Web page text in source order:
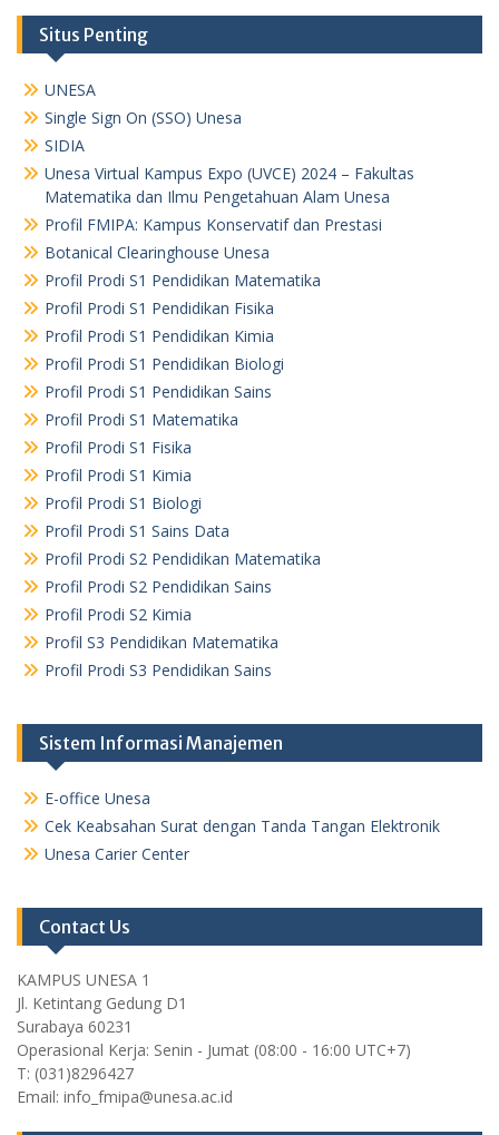
Situs Penting
UNESA
Single Sign On (SSO) Unesa
SIDIA
Unesa Virtual Kampus Expo (UVCE) 2024 – Fakultas
Matematika dan Ilmu Pengetahuan Alam Unesa
Profil FMIPA: Kampus Konservatif dan Prestasi
Botanical Clearinghouse Unesa
Profil Prodi S1 Pendidikan Matematika
Profil Prodi S1 Pendidikan Fisika
Profil Prodi S1 Pendidikan Kimia
Profil Prodi S1 Pendidikan Biologi
Profil Prodi S1 Pendidikan Sains
Profil Prodi S1 Matematika
Profil Prodi S1 Fisika
Profil Prodi S1 Kimia
Profil Prodi S1 Biologi
Profil Prodi S1 Sains Data
Profil Prodi S2 Pendidikan Matematika
Profil Prodi S2 Pendidikan Sains
Profil Prodi S2 Kimia
Profil S3 Pendidikan Matematika
Profil Prodi S3 Pendidikan Sains
Sistem Informasi Manajemen
E-office Unesa
Cek Keabsahan Surat dengan Tanda Tangan Elektronik
Unesa Carier Center
Contact Us
KAMPUS UNESA 1
Jl. Ketintang Gedung D1
Surabaya 60231
Operasional Kerja: Senin - Jumat (08:00 - 16:00 UTC+7)
T: (031)8296427
Email: info_fmipa@unesa.ac.id